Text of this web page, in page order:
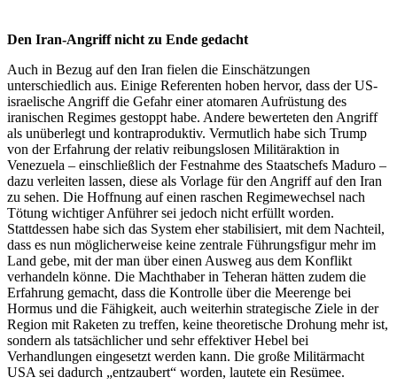
Den Iran-Angriff nicht zu Ende gedacht
Auch in Bezug auf den Iran fielen die Einschätzungen
unterschiedlich aus. Einige Referenten hoben hervor, dass der US-
israelische Angriff die Gefahr einer atomaren Aufrüstung des
iranischen Regimes gestoppt habe. Andere bewerteten den Angriff
als unüberlegt und kontraproduktiv. Vermutlich habe sich Trump
von der Erfahrung der relativ reibungslosen Militäraktion in
Venezuela – einschließlich der Festnahme des Staatschefs Maduro –
dazu verleiten lassen, diese als Vorlage für den Angriff auf den Iran
zu sehen. Die Hoffnung auf einen raschen Regimewechsel nach
Tötung wichtiger Anführer sei jedoch nicht erfüllt worden.
Stattdessen habe sich das System eher stabilisiert, mit dem Nachteil,
dass es nun möglicherweise keine zentrale Führungsfigur mehr im
Land gebe, mit der man über einen Ausweg aus dem Konflikt
verhandeln könne. Die Machthaber in Teheran hätten zudem die
Erfahrung gemacht, dass die Kontrolle über die Meerenge bei
Hormus und die Fähigkeit, auch weiterhin strategische Ziele in der
Region mit Raketen zu treffen, keine theoretische Drohung mehr ist,
sondern als tatsächlicher und sehr effektiver Hebel bei
Verhandlungen eingesetzt werden kann. Die große Militärmacht
USA sei dadurch „entzaubert“ worden, lautete ein Resümee.